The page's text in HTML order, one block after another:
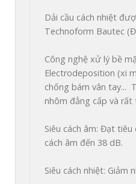
Dải cầu cách nhiệt
Technoform Bautec
Công nghệ xử lý bề
Electrodeposition (xi
chống bám vân tay...
nhôm đẳng cấp và
Siêu cách âm: Đạt
cách âm đến 38 dB.
Siêu cách nhiệt: Giảm